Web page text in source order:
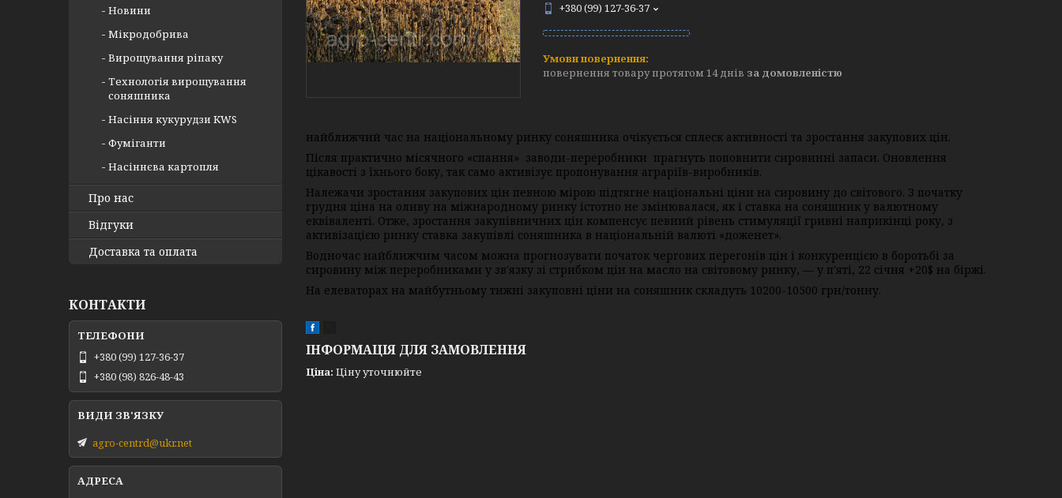
+380 (99) 127-36-37
повернення товару протягом 14 днів за домовленістю
найближчий час на національному ринку соняшника очікується сплеск активності та зростання закупових цін.
Після практично місячного «спання» заводи-переробники прагнуть поповнити сировинні запаси. Оновлення
цікавості з їхнього боку, так само активізує пропонування аграріїв-виробників.
Належачи зростання закупових цін певною мірою підтягне національні ціни на сировину до світового. З початку
грудня ціна на оливу на міжнародному ринку істотно не змінювалася, як і ставка на соняшник у валютному
еквіваленті. Отже, зростання закупівничних цін компенсує певний рівень стимуляції гривні наприкінці року, з
активізацією ринку ставка закупівлі соняшника в національній валюті «доженет».
Водночас найближчим часом можна прогнозувати початок чергових перегонів цін і конкуренцією в боротьбі за
сировину між переробниками у зв'язку зі стрибком цін на масло на світовому ринку, — у п'яті, 22 січня +20$ на біржі.
На елеваторах на майбутньому тижні закуповні ціни на соняшник складуть 10200-10500 грн/тонну.
ІНФОРМАЦІЯ ДЛЯ ЗАМОВЛЕННЯ
Ціна: Ціну уточнюйте
Новини
Мікродобрива
Вирощування ріпаку
Технологія вирощування
соняшника
Насіння кукурудзи KWS
Фуміганти
Насіннєва картопля
Про нас
Відгуки
Доставка та оплата
КОНТАКТИ
+380 (99) 127-36-37
+380 (98) 826-48-43
agro-centrd@ukr.net